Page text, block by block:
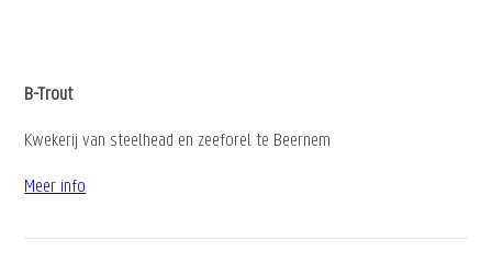
B-Trout
Kwekerij van steelhead en zeeforel te Beernem
Meer info